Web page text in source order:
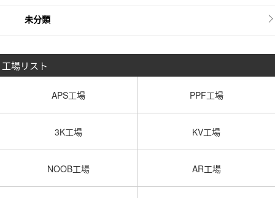
未分類
工場リスト
APS工場 PPF工場
3K工場 KV工場
NOOB工場 AR工場